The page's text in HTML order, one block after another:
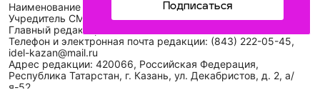
Подписаться
Наименование сетевого издания: Идел-Идель
Учредитель СМИ: АО «ТАТМЕДИА»
Главный редактор: Галимова Рамзия Ризвановна
Телефон и электронная почта редакции: (843) 222-05-45,
idel-kazan@mail.ru
Адрес редакции: 420066, Российская Федерация,
Республика Татарстан, г. Казань, ул. Декабристов, д. 2, а/
я-52.